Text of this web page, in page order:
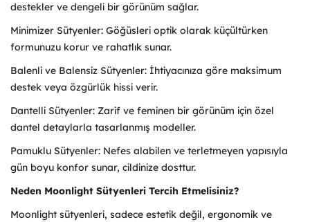
destekler ve dengeli bir görünüm sağlar.
Minimizer Sütyenler: Göğüsleri optik olarak küçültürken
formunuzu korur ve rahatlık sunar.
Balenli ve Balensiz Sütyenler: İhtiyacınıza göre maksimum
destek veya özgürlük hissi verir.
Dantelli Sütyenler: Zarif ve feminen bir görünüm için özel
dantel detaylarla tasarlanmış modeller.
Pamuklu Sütyenler: Nefes alabilen ve terletmeyen yapısıyla
gün boyu konfor sunar, cildinize dosttur.
Neden Moonlight Sütyenleri Tercih Etmelisiniz?
Moonlight sütyenleri, sadece estetik değil, ergonomik ve